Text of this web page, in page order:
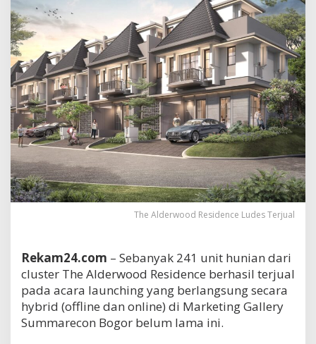
The Alderwood Residence Ludes Terjual
Rekam24.com – Sebanyak 241 unit hunian dari
cluster The Alderwood Residence berhasil terjual
pada acara launching yang berlangsung secara
hybrid (offline dan online) di Marketing Gallery
Summarecon Bogor belum lama ini.